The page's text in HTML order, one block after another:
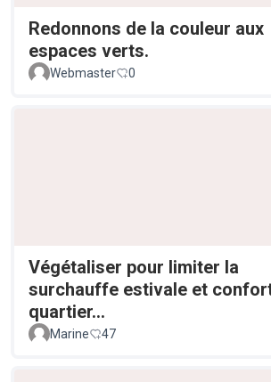
Redonnons de la couleur aux
espaces verts.
Webmaster 0
Végétaliser pour limiter la
surchauffe estivale et
quartier...
Marine 47